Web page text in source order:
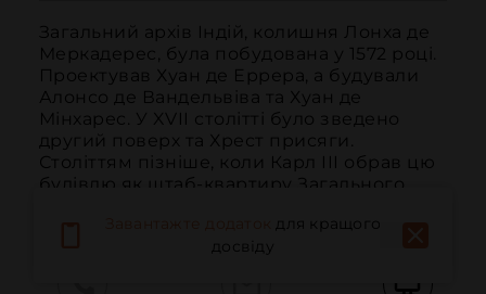
Загальний архів Індій, колишня Лонха де
Меркадерес, була побудована у 1572 році.
Проектував Хуан де Еррера, а будували
Алонсо де Вандельвіва та Хуан де
Мінхарес. У XVII столітті було зведено
другий поверх та Хрест присяги.
Століттям пізніше, коли Карл III обрав цю
будівлю як штаб-квартиру Загального...
для кращого
досвіду